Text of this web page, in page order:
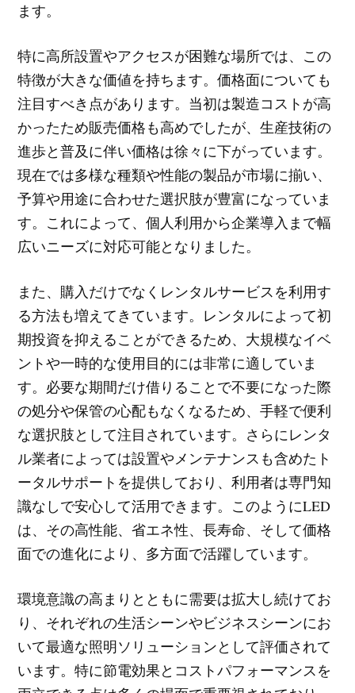
ます。
特に高所設置やアクセスが困難な場所では、この
特徴が大きな価値を持ちます。価格面についても
注目すべき点があります。当初は製造コストが高
かったため販売価格も高めでしたが、生産技術の
進歩と普及に伴い価格は徐々に下がっています。
現在では多様な種類や性能の製品が市場に揃い、
予算や用途に合わせた選択肢が豊富になっていま
す。これによって、個人利用から企業導入まで幅
広いニーズに対応可能となりました。
また、購入だけでなくレンタルサービスを利用す
る方法も増えてきています。レンタルによって初
期投資を抑えることができるため、大規模なイベ
ントや一時的な使用目的には非常に適していま
す。必要な期間だけ借りることで不要になった際
の処分や保管の心配もなくなるため、手軽で便利
な選択肢として注目されています。さらにレンタ
ル業者によっては設置やメンテナンスも含めたト
ータルサポートを提供しており、利用者は専門知
識なしで安心して活用できます。このようにLED
は、その高性能、省エネ性、長寿命、そして価格
面での進化により、多方面で活躍しています。
環境意識の高まりとともに需要は拡大し続けてお
り、それぞれの生活シーンやビジネスシーンにお
いて最適な照明ソリューションとして評価されて
います。特に節電効果とコストパフォーマンスを